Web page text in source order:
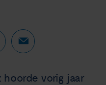
hoorde vorig jaar